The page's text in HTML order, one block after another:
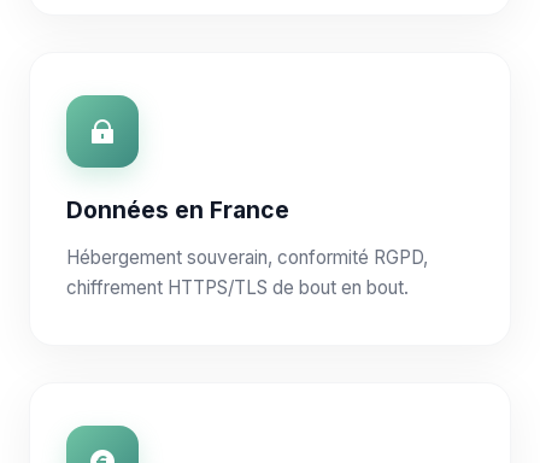
Données en France
Hébergement souverain, conformité RGPD,
chiffrement HTTPS/TLS de bout en bout.